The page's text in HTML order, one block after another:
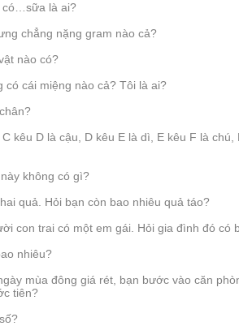
có…sữa là ai?
chẳng nặng gram nào cả?
nào có?
có cái miệng nào cả? Tôi là ai?
kêu D là cậu, D kêu E là dì, E kêu F là chú,
không có gì?
quả. Hỏi bạn còn bao nhiêu quả táo?
con trai có một em gái. Hỏi gia đình đó có
nhiêu?
mùa đông giá rét, bạn bước vào căn
tiên?